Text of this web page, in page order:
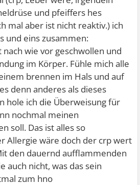
und pfeiffers hes
mal aber ist nicht reaktiv.) ich
und eins zusammen:
wie vor geschwollen und
im Körper. Fühle mich alle
brennen im Hals und auf
denn anderes als dieses
hole ich die Überweisung für
nochmal meinen
soll. Das ist alles so
Allergie wäre doch der crp wert
den dauernd aufflammenden
auch nicht, was das sein
zum hno